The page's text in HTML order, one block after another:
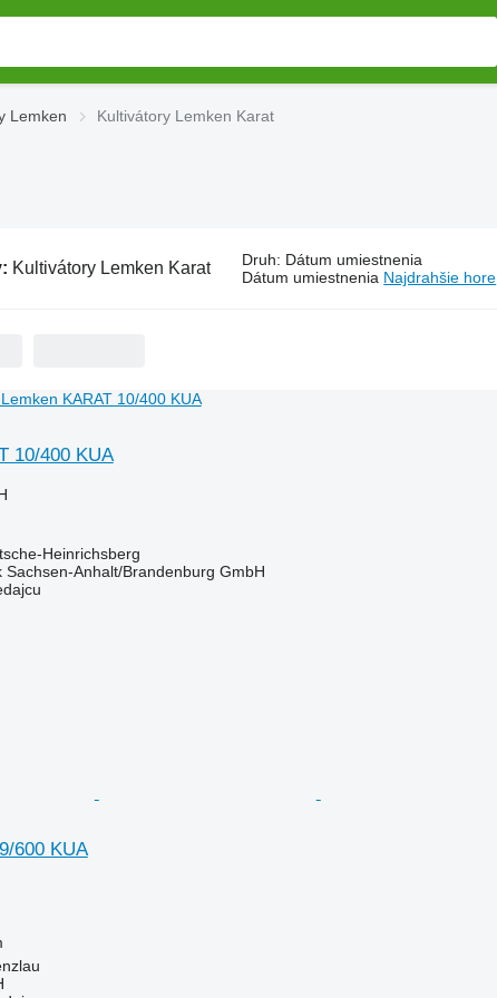
Lemken Kultivátory Lemken Karat
Kultivátory Lemken Karat Druh: Dátum umiestnenia
Dátum umiestnenia Najdrahšie hore
10/400 KUA
Heinrichsberg
Sachsen-Anhalt/Brandenburg GmbH
600 KUA